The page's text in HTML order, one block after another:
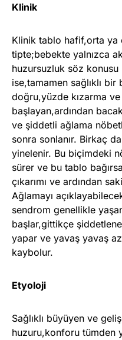
Klinik
Klinik tablo hafif,orta ya
tipte;bebekte yalnızca
huzursuzluk söz
ise,tamamen sağlıklı
doğru,yüzde kızarma ve
başlayan,ardından
ve şiddetli ağlama
sonra sonlanır. Birkaç
yinelenir. Bu biçimdeki
sürer ve bu tablo
çıkarımı ve ardından
Ağlamayı
sendrom genellikle
başlar,gittikçe
yapar ve yavaş yavaş
kaybolur.
Etyoloji
Sağlıklı büyüyen ve
huzuru,konforu tümden